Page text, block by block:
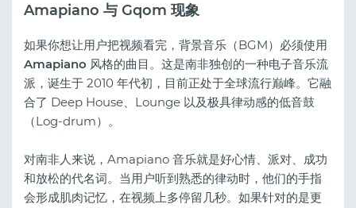
Amapiano 与 Gqom 现象
如果你想让用户把视频看完，背景音乐（BGM）必须使用
Amapiano 风格的曲目。这是南非独创的一种电子音乐流
派，诞生于 2010 年代初，目前正处于全球流行巅峰。它融
合了 Deep House、Lounge 以及极具律动感的低音鼓
（Log-drum）。
对南非人来说，Amapiano 音乐就是好心情、派对、成功
和放松的代名词。当用户听到熟悉的律动时，他们的手指
会形成肌肉记忆，在视频上多停留几秒。如果针对的是更